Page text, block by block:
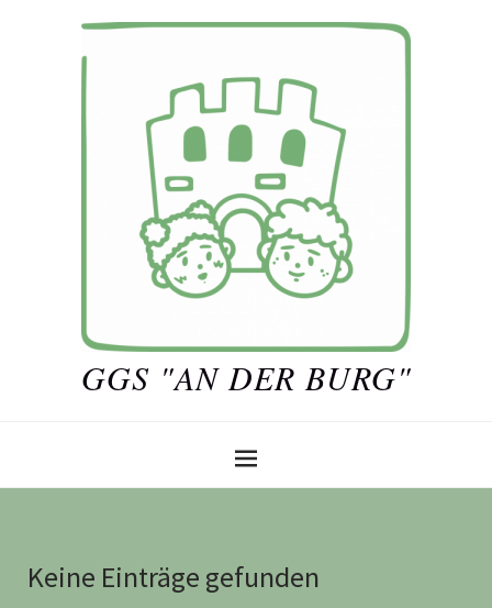
GGS "AN DER BURG"
Keine Einträge gefunden